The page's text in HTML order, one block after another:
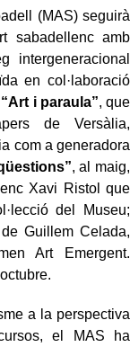
(MAS) seguirà
sabadellenc amb
intergeneracional
en col·laboració
“Art i paraula”, que
de Versàlia,
com a generadora
, al maig,
Xavi Ristol que
del Museu;
Guillem Celada,
Art Emergent.
a la perspectiva
el MAS ha